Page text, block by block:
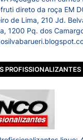
direto da roça EM
de Lima, 210 Jd.
1200 Pq. dos
PROFISSIONALIZANTES